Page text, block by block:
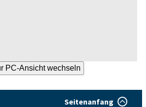
Seitenanfang